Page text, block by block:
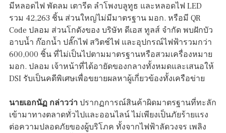
มีหลอดไฟ พัดลม เตารีด ลำโพงบลูทูธ และหลอดไฟ LED
รวม 42,263 ชิ้น ส่วนใหญ่ไม่มีมาตรฐาน มอก. หรือมี QR
Code ปลอม ส่วนโกดังของ บริษัท ดีเอส ทูลส์ จำกัด พบฝักบัว
อาบน้ำ ก๊อกน้ำ ปลั๊กไฟ สวิตช์ไฟ และอุปกรณ์ไฟฟ้ารวมกว่า
600,000 ชิ้น ที่ไม่เป็นไปตามมาตรฐานหรือสวมเครื่องหมาย
มอก. ปลอม เจ้าหน้าที่ได้อายัดของกลางทั้งหมดและเสนอให้
DSI รับเป็นคดีพิเศษเพื่อขยายผลหาผู้เกี่ยวข้องทั้งเครือข่าย
นายเอกนัฏ กล่าวว่า ปรากฏการณ์สินค้าผิดมาตรฐานที่ทะลัก
เข้ามาทางตลาดทั่วไปและออนไลน์ ไม่เพียงเป็นภัยร้ายแรง
ต่อความปลอดภัยของผู้บริโภค ทั้งจากไฟฟ้าลัดวงจร เพลิง